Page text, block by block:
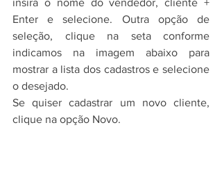
Enter e selecione. Outra opção de
seleção, clique na seta conforme
indicamos na imagem abaixo para
mostrar a lista dos cadastros e selecione
o desejado.
Se quiser cadastrar um novo cliente,
clique na opção Novo.